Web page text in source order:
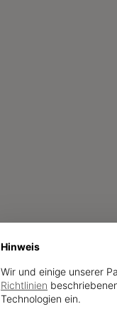
Hinweis
Wir und einige unserer
Richtlinien
Technologien ein.